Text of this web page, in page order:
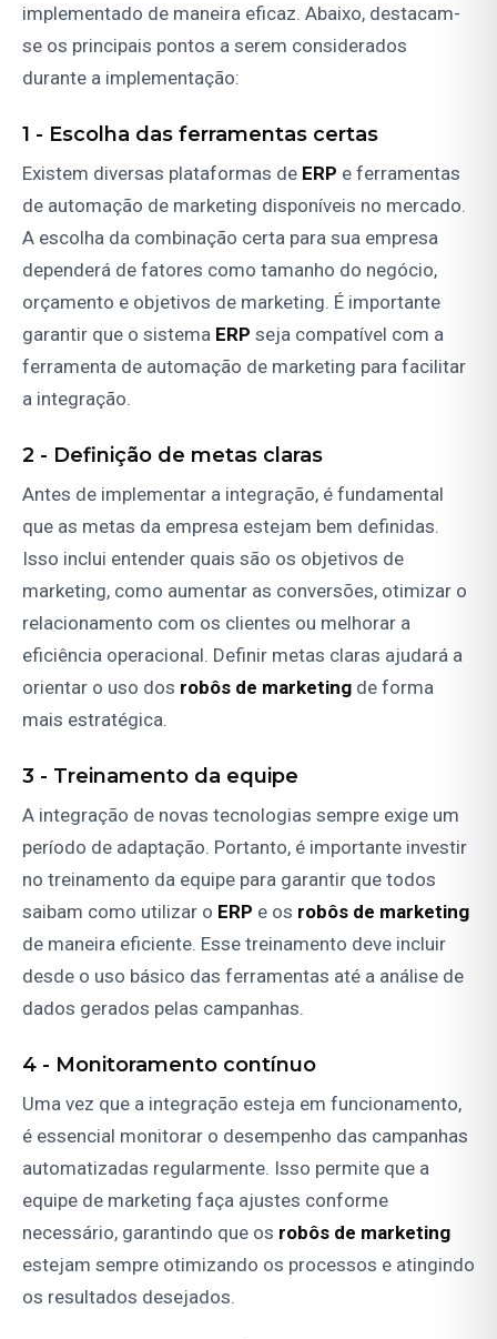
implementado de maneira eficaz. Abaixo, destacam-
se os principais pontos a serem considerados
durante a implementação:
1 - Escolha das ferramentas certas
Existem diversas plataformas de ERP e ferramentas
de automação de marketing disponíveis no mercado.
A escolha da combinação certa para sua empresa
dependerá de fatores como tamanho do negócio,
orçamento e objetivos de marketing. É importante
garantir que o sistema ERP seja compatível com a
ferramenta de automação de marketing para facilitar
a integração.
2 - Definição de metas claras
Antes de implementar a integração, é fundamental
que as metas da empresa estejam bem definidas.
Isso inclui entender quais são os objetivos de
marketing, como aumentar as conversões, otimizar o
relacionamento com os clientes ou melhorar a
eficiência operacional. Definir metas claras ajudará a
orientar o uso dos robôs de marketing de forma
mais estratégica.
3 - Treinamento da equipe
A integração de novas tecnologias sempre exige um
período de adaptação. Portanto, é importante investir
no treinamento da equipe para garantir que todos
saibam como utilizar o ERP e os robôs de marketing
de maneira eficiente. Esse treinamento deve incluir
desde o uso básico das ferramentas até a análise de
dados gerados pelas campanhas.
4 - Monitoramento contínuo
Uma vez que a integração esteja em funcionamento,
é essencial monitorar o desempenho das campanhas
automatizadas regularmente. Isso permite que a
equipe de marketing faça ajustes conforme
necessário, garantindo que os robôs de marketing
estejam sempre otimizando os processos e atingindo
os resultados desejados.